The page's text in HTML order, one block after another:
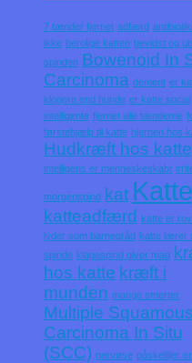
7 tænder fjernet adfærd
ikke berolige katten bevidst og
spinden Bowenoid In
Carcinoma dement er
klogere end hunde er katte social
intelligente fjernet alle tænderne
førstehjælp til katte hjernen hos
Hudkræft hos katte
intelligens er menneskeskabt
morgenspind kat Katte
katteadfærd katte er
lyder som barnegråd katte lærer
spinde klagespind giver mad
hos katte kræft i
munden mange smerter
Multiple
Carcinoma In Situ
(SCC) nervøse påskeliljer